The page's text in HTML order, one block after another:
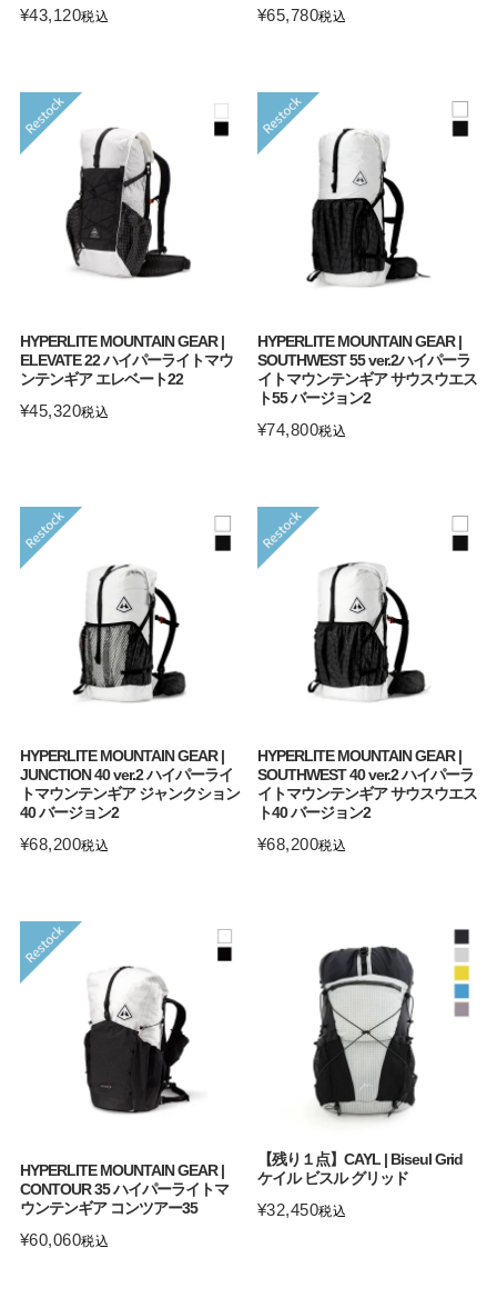
¥43,120税込 ¥65,780税込
HYPERLITE MOUNTAIN GEAR |
ELEVATE 22 ハイパーライトマウ
ンテンギア エレベート22
¥45,320税込
HYPERLITE MOUNTAIN GEAR |
SOUTHWEST 55 ver.2ハイパーラ
イトマウンテンギア サウスウエス
ト55 バージョン2
¥74,800税込
HYPERLITE MOUNTAIN GEAR |
JUNCTION 40 ver.2 ハイパーライ
トマウンテンギア ジャンクション
40 バージョン2
¥68,200税込
HYPERLITE MOUNTAIN GEAR |
SOUTHWEST 40 ver.2 ハイパーラ
イトマウンテンギア サウスウエス
ト40 バージョン2
¥68,200税込
HYPERLITE MOUNTAIN GEAR |
CONTOUR 35 ハイパーライトマ
ウンテンギア コンツアー35
¥60,060税込
【残り１点】CAYL | Biseul Grid
ケイル ビスル グリッド
¥32,450税込